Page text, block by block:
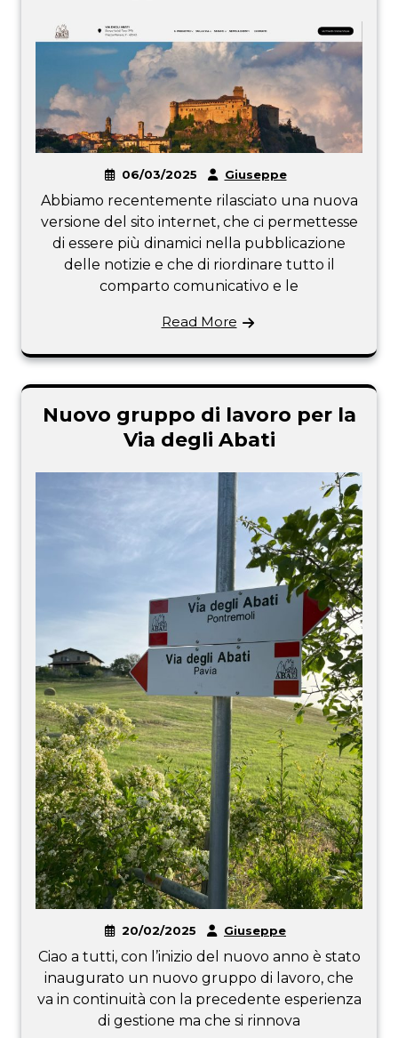
06/03/2025 Giuseppe
Abbiamo recentemente rilasciato una nuova
versione del sito internet, che ci permettesse
di essere più dinamici nella pubblicazione
delle notizie e che di riordinare tutto il
comparto comunicativo e le
Read More
Nuovo gruppo di lavoro per la
Via degli Abati
20/02/2025 Giuseppe
Ciao a tutti, con l’inizio del nuovo anno è stato
inaugurato un nuovo gruppo di lavoro, che
va in continuità con la precedente esperienza
di gestione ma che si rinnova